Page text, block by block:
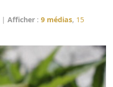
|Afficher :9 médias, 15